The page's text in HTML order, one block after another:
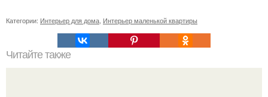
Категории: Интерьер для дома Интерьер маленькой квартиры
Читайте также